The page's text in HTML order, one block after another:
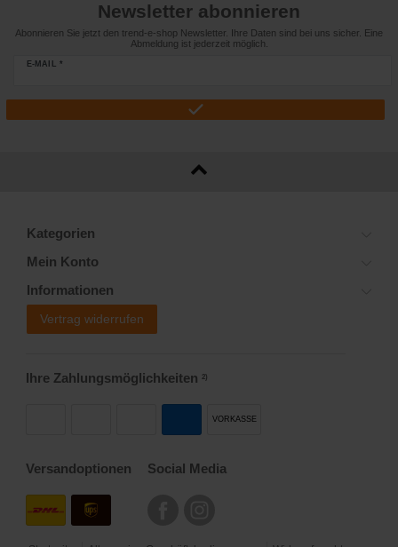
Newsletter abonnieren
Abonnieren Sie jetzt den trend-e-shop Newsletter. Ihre Daten sind bei uns sicher. Eine
Abmeldung ist jederzeit möglich.
E-MAIL *
Kategorien
Mein Konto
Informationen
Vertrag widerrufen
Ihre Zahlungsmöglichkeiten 2)
VORKASSE
Versandoptionen Social Media